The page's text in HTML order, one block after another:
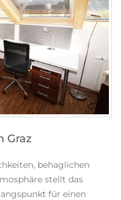
Graz
behaglichen
stellt das
für einen